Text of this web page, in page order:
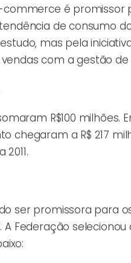
é promissor
de consumo
mas pela
com a gestão de
R$100
chegaram a R$ 217
ser promissora para
Federação